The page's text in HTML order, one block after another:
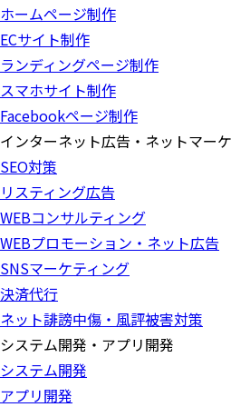
ホームページ制作
ECサイト制作
ランディングページ制作
スマホサイト制作
Facebookページ制作
インターネット広告・ネットマー
SEO対策
リスティング広告
WEBコンサルティング
WEBプロモーション・ネット広告
SNSマーケティング
決済代行
ネット誹謗中傷・風評被害対策
システム開発・アプリ開発
システム開発
アプリ開発